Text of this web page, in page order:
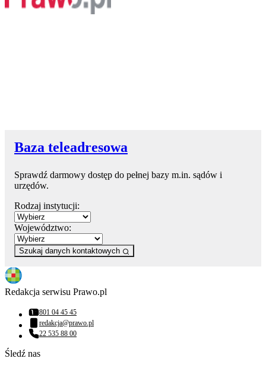
Baza teleadresowa
Sprawdź darmowy dostęp do pełnej bazy m.in. sądów i
urzędów.
Rodzaj instytucji:
Województwo:
Szukaj danych kontaktowych
Redakcja serwisu Prawo.pl
Numer telefonu:
801 04 45 45
Adres email:
redakcja@prawo.pl
Numer telefonu:
22 535 88 00
Śledź nas